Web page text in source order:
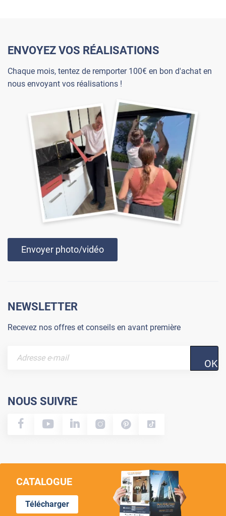
ENVOYEZ VOS RÉALISATIONS
Chaque mois, tentez de remporter 100€ en bon d'achat en
nous envoyant vos réalisations !
Envoyer photo/vidéo
NEWSLETTER
Recevez nos offres et conseils en avant première
OK
NOUS SUIVRE
CATALOGUE
Télécharger